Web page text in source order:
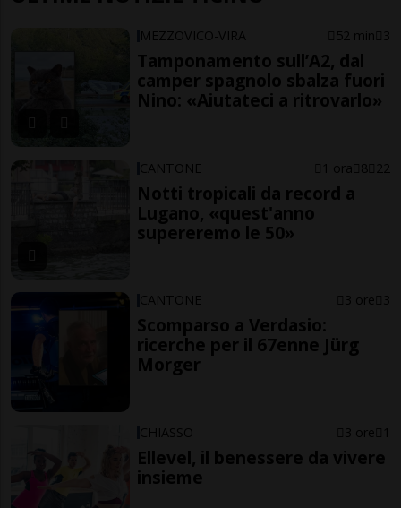
MEZZOVICO-VIRA 52 min 3
Tamponamento sull’A2, dal
camper spagnolo sbalza fuori
Nino: «Aiutateci a ritrovarlo»
CANTONE 1 ora 8 22
Notti tropicali da record a
Lugano, «quest'anno
supereremo le 50»
CANTONE 3 ore 3
Scomparso a Verdasio:
ricerche per il 67enne Jürg
Morger
CHIASSO 3 ore 1
Ellevel, il benessere da vivere
insieme